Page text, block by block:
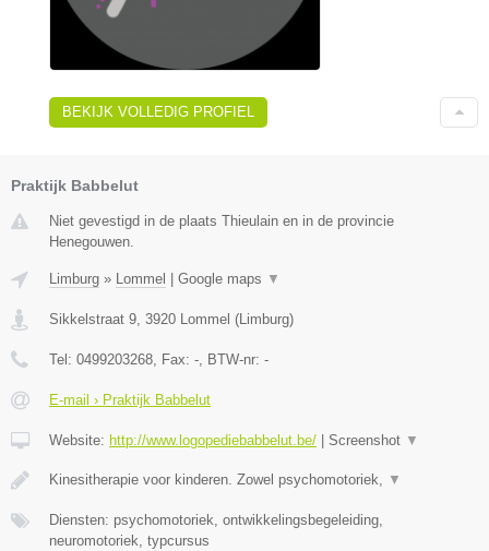
BEKIJK VOLLEDIG PROFIEL
Praktijk Babbelut
Niet gevestigd in de plaats Thieulain en in de provincie
Henegouwen.
Limburg » Lommel Google maps ▼
Sikkelstraat 9, 3920 Lommel (Limburg)
Tel: 0499203268, Fax: -, BTW-nr: -
E-mail › Praktijk Babbelut
Website: http://www.logopediebabbelut.be/ Screenshot ▼
Kinesitherapie voor kinderen. Zowel psychomotoriek, ▼
Diensten: psychomotoriek, ontwikkelingsbegeleiding,
neuromotoriek, typcursus